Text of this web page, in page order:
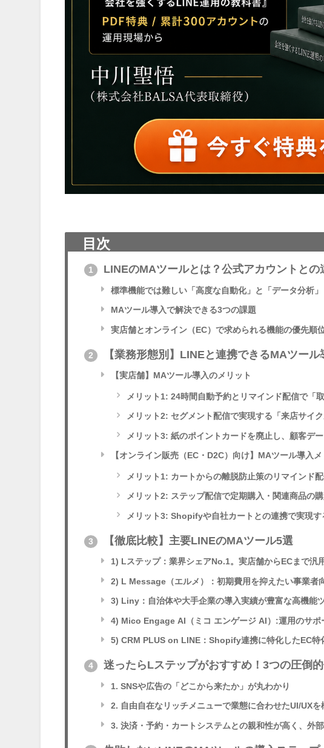
目次
1 LINEのMAツールとは？公式アカウントとの
標準機能では難しい「高度な自動化」と「データ分析」
MAツール導入で解決できる3つの課題
実店舗とオンライン（EC）で求められる機能の優先順
2 【業務形態別】LINEと連携できるMAツール
【実店舗】MAツール導入のメリット
メリット1: 24時間自動予約とリマインド配信で「
メリット2: セグメント配信で実現する「来店サイ
メリット3: 紙のポイントカードを廃止し、顧客デ
【オンライン販売（EC・D2C）向け】MAツール導入メ
メリット1: カートからの離脱防止策のリマインド
メリット2: ステップ配信で定期購入・関連商品の
メリット3: Shopifyや自社カートとの連携で実現
3 【徹底比較】主要LINEのMAツール5選
1) Lステップ：業界シェアNo.1。実店舗からECまで汎
2) L Message（エルメ）：初期費用を抑えたい事業者
3) Liny：自治体や大手企業の導入実績が豊富な高機能
4) Mico Engage AI（ミコ エンゲージ AI）:運用のサポ
5) CRM PLUS on LINE：Shopify連携に特化したEC特
4 迷ったらLステップがおすすめ！3つの圧倒
1. SNSや広告の「どこから来たか」が丸わかり
2. 自由自在なリッチメニューで業態に合わせたUI/UXを
3. 決済・予約・カートシステムとの親和性が高く、外